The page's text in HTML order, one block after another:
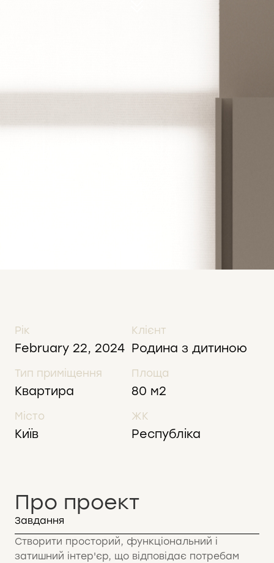
Рік
February 22, 2024
Клієнт
Родина з дитиною
Тип приміщення
Квартира
Площа
80 м2
Місто
Київ
ЖК
Республіка
Про проект
Завдання
Створити просторий, функціональний і
затишний інтер'єр, що відповідає потребам